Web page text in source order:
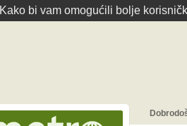
Kako bi vam omogućili bolje